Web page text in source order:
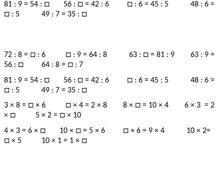
81 : 9 = 54 : □ 56 : □ = 42 : 6 □ : 6 = 45 : 5 48 : 6 =
□ : 5 49 : 7 = 35 : □
72 : 8 = □ : 6 □ : 9 = 64 : 8 63 : □ = 81 : 9 63 : 9 =
56 : □ 64 : 8 = □ : 7
81 : 9 = 54 : □ 56 : □ = 42 : 6 □ : 6 = 45 : 5 48 : 6 =
□ : 5 49 : 7 = 35 : □
3 × 8 = □ × 6 □ × 4 = 2 × 8 8 × □ = 10 × 4 6 × 3 = 2
× □ 5 × 2 = □ × 10
4 × 3 = 6 × □ 10 × □ = 5 × 6 □ × 6 = 9 × 4 10 × 2=
□ × 5 10 × 1 = 1 × □